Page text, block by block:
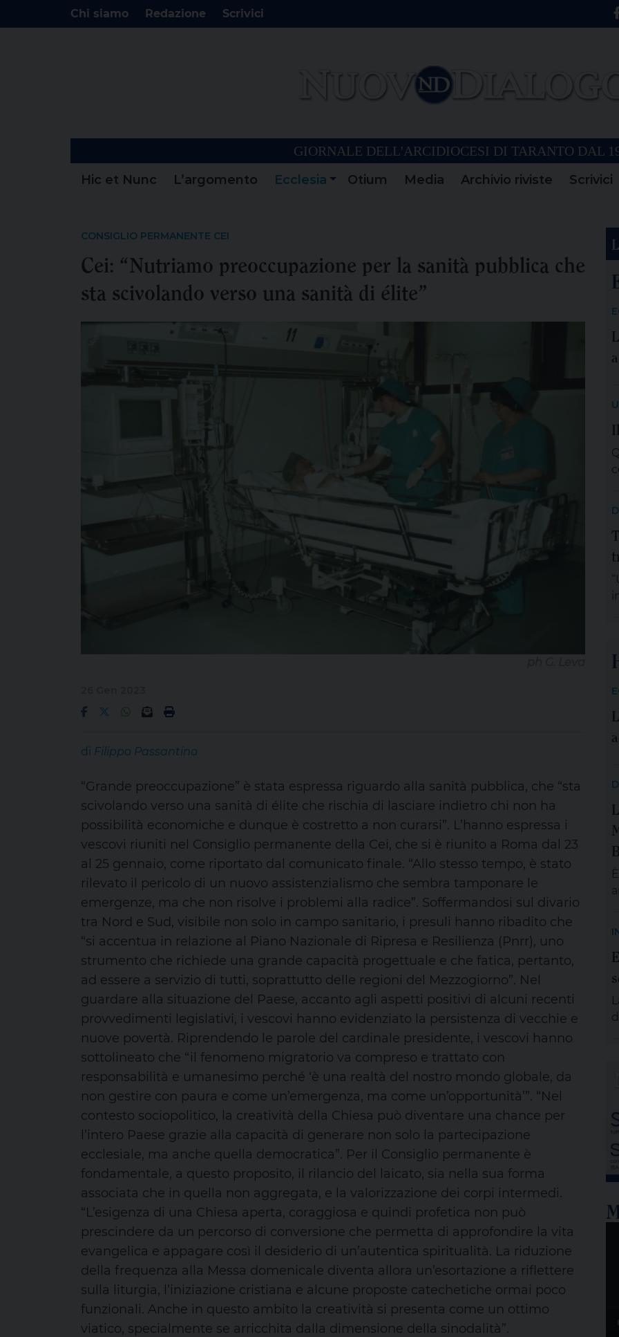
Chi siamo Redazione Scrivici
GIORNALE DELL'ARCIDIOCESI DI TARANTO DAL
Hic et Nunc L’argomento Ecclesia Otium Media Archivio riviste Scrivici
CONSIGLIO PERMANENTE CEI
Cei: “Nutriamo preoccupazione per la sanità pubblica che
sta scivolando verso una sanità di élite”
di Filippo Passantino
“Grande preoccupazione” è stata espressa riguardo alla sanità pubblica, che “sta
scivolando verso una sanità di élite che rischia di lasciare indietro chi non ha
possibilità economiche e dunque è costretto a non curarsi”. L’hanno espressa i
vescovi riuniti nel Consiglio permanente della Cei, che si è riunito a Roma dal 23
al 25 gennaio, come riportato dal comunicato finale. “Allo stesso tempo, è stato
rilevato il pericolo di un nuovo assistenzialismo che sembra tamponare le
emergenze, ma che non risolve i problemi alla radice”. Soffermandosi sul divario
tra Nord e Sud, visibile non solo in campo sanitario, i presuli hanno ribadito che
“si accentua in relazione al Piano Nazionale di Ripresa e Resilienza (Pnrr), uno
strumento che richiede una grande capacità progettuale e che fatica, pertanto,
ad essere a servizio di tutti, soprattutto delle regioni del Mezzogiorno”. Nel
guardare alla situazione del Paese, accanto agli aspetti positivi di alcuni recenti
provvedimenti legislativi, i vescovi hanno evidenziato la persistenza di vecchie e
nuove povertà. Riprendendo le parole del cardinale presidente, i vescovi hanno
sottolineato che “il fenomeno migratorio va compreso e trattato con
responsabilità e umanesimo perché ‘è una realtà del nostro mondo globale, da
non gestire con paura e come un’emergenza, ma come un’opportunità’”. “Nel
contesto sociopolitico, la creatività della Chiesa può diventare una chance per
l’intero Paese grazie alla capacità di generare non solo la partecipazione
ecclesiale, ma anche quella democratica”. Per il Consiglio permanente è
fondamentale, a questo proposito, il rilancio del laicato, sia nella sua forma
associata che in quella non aggregata, e la valorizzazione dei corpi intermedi.
“L’esigenza di una Chiesa aperta, coraggiosa e quindi profetica non può
prescindere da un percorso di conversione che permetta di approfondire la vita
evangelica e appagare così il desiderio di un’autentica spiritualità. La riduzione
della frequenza alla Messa domenicale diventa allora un’esortazione a riflettere
sulla liturgia, l’iniziazione cristiana e alcune proposte catechetiche ormai poco
funzionali. Anche in questo ambito la creatività si presenta come un ottimo
viatico, specialmente se arricchita dalla dimensione della sinodalità”.